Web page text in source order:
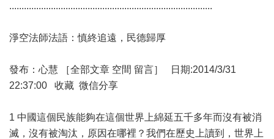
...................................................................................
淨空法師法語：慎終追遠，民德歸厚
發布：心慧 ［全部文章 空間 留言］ 日期:2014/3/31
22:37:00 收藏 微信分享
1 中國這個民族能夠在這個世界上綿延五千多年而沒有被消
滅，沒有被淘汰，原因在哪裡？我們在歷史上讀到，世界上